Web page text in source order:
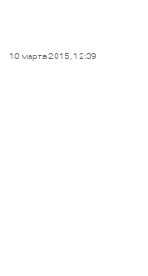
10 марта 2015, 12:39